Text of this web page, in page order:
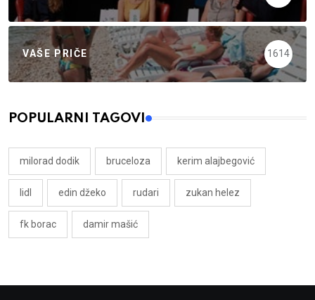
VAŠE PRIČE 1614
POPULARNI TAGOVI
milorad dodik bruceloza kerim alajbegović
lidl edin džeko rudari zukan helez
fk borac damir mašić